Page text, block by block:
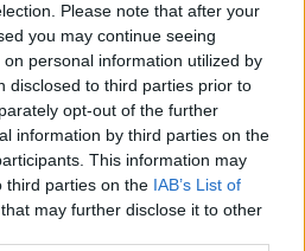
Please note that after your
you may continue seeing
personal information utilized by
disclosed to third parties prior to
opt-out of the further
information by third parties on the
This information may
third parties on the IAB’s List of
that may further disclose it to other
le sur Facebook!
? Suivez-
Goo gle
News